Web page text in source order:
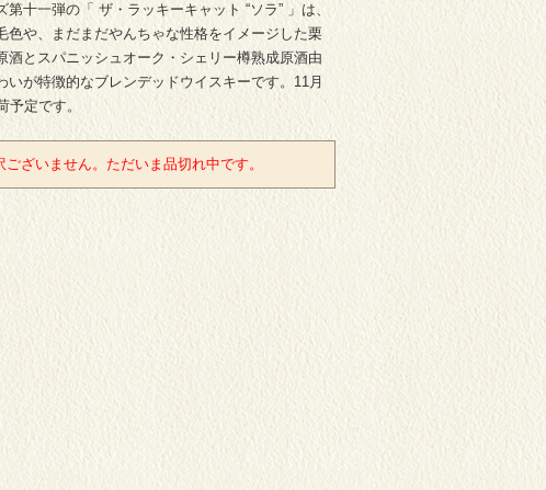
第十一弾の「 ザ・ラッキーキャット “ソラ” 」は、
色や、まだまだやんちゃな性格をイメージした栗
酒とスパニッシュオーク・シェリー樽熟成原酒由
いが特徴的なブレンデッドウイスキーです。11月
予定です。
ございません。ただいま品切れ中です。